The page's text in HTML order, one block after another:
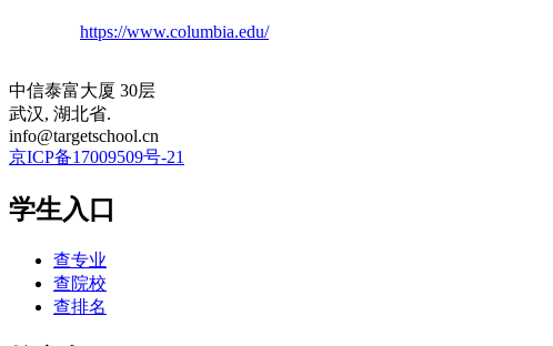
https://www.columbia.edu/
中信泰富大厦 30层
武汉, 湖北省.
info@targetschool.cn
京ICP备17009509号-21
学生入口
查专业
查院校
查排名